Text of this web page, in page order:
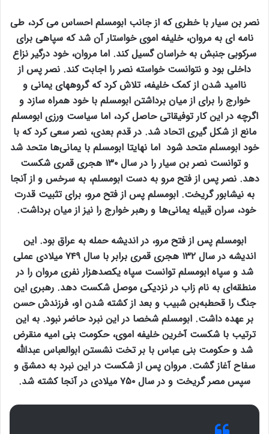
نصر بن سیار با خطری که از جانب ابومسلم احساس می کرد، طی
نامه ای به مروان، خلیفه اموی خواستار آن شد که سپاهی برای
سرکوبی جنبش به خراسان گسیل کند. اما مروان، خود درگیر نزاع
داخلی بود و نتوانست خواسته نصر را اجابت کند. نصر پس از
ناامید شدن از کمک خلیفه، تلاش کرد که گروههای یمانی و
خوارج را برای از میان برداشتن ابومسلم با خود همراه سازد و
اگرچه در این کار توفیقاتی حاصل کرد، اما سیاست ورزی ابومسلم
مانع از شکل گیری اتحاد شد. در قدم بعدی، نصر سعی کرد که با
خود ابومسلم متحد شود اما نهایتا ابومسلم با یمانی‌ها متحد شد
و توانست نصر بن سیار را در سال ۱۳۰ هجری قمری شکست
دهد. نصر پس از فتح مرو به دست ابومسلم، به سرخس و از آنجا
به نیشابور گریخت. ابومسلم پس از فتح مرو، برای تثبیت قدرت
خود، سران قبیله یمانی‌ها و رهبر خوارج را نیز از میان برداشت.
ابومسلم پس از فتح مرو، در اندیشه حمله به عراق بود. این
اندیشه در سال ۱۳۲ هجری قمری برابر با سال ۷۴۹ میلادی عملی
شد و سپاه ابومسلم توانست سپاه یکصدهزار نفری مروان را در
منطقه‌ای به نام زاب در نزدیکی موصل شکست دهد. رهبری این
جنگ را قحطبه‌بن شبیب و بعد از کشته شدن او، فرزندش حسن
بر عهده داشت. ابومسلم شخصا در این نبرد حاضر نبود. به این
ترتیب با شکست آخرین خلیفه اموی، حکومت بنی امیه منقرض
شد و حکومت بنی عباس با بر تخت نشستن ابوالعباس عبدالله
سفاح آغاز گشت. مروان پس از شکست در این نبرد به دمشق و
سپس مصر گریخت و در سال ۷۵۰ میلادی در آنجا کشته شد.